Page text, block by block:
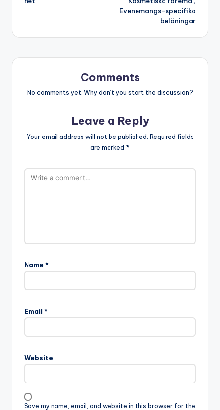
Evenemangs-specifika
belöningar
Comments
No comments yet. Why don’t you start the discussion?
Leave a Reply
Your email address will not be published. Required fields
are marked *
Name *
Email *
Website
Save my name, email, and website in this browser for the